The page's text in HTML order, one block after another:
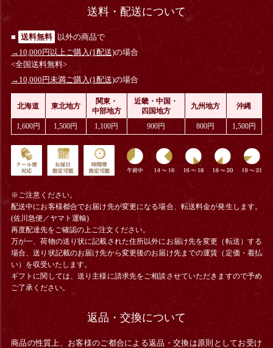
送料・配送について
■ 送料無料
以外の商品で
→10,000円以上ご購入(1配送)の場合
<全国送料無料>
→10,000円未満ご購入(1配送)の場合
北海道 東北地方
関東・
中部地方
近畿・中国・
四国地方
九州地方 沖縄
1,600円 1,500円 1,100円 900円 800円 1,500円
※ご注意ください。
配送中にお客様都合でお届け先が変更になる場合、 転送料金が発生します。
(佐川急便／ヤマト運輸)
再度配達先をご確認の上ご注文ください。
万が一、荷物の送り状に記載された住所以外にお届け先を変更（転送）する
場合、送り状記載のお届け先から変更後のお届け先までの運賃（定価・着払
い）を収受いたします。
ギフトに関しては、送り主様に請求先をご相談させていただきますので予め
ご了承ください。
返品・交換について
商品の性質上、お客様のご都合による返品・交換は原則としてお受け